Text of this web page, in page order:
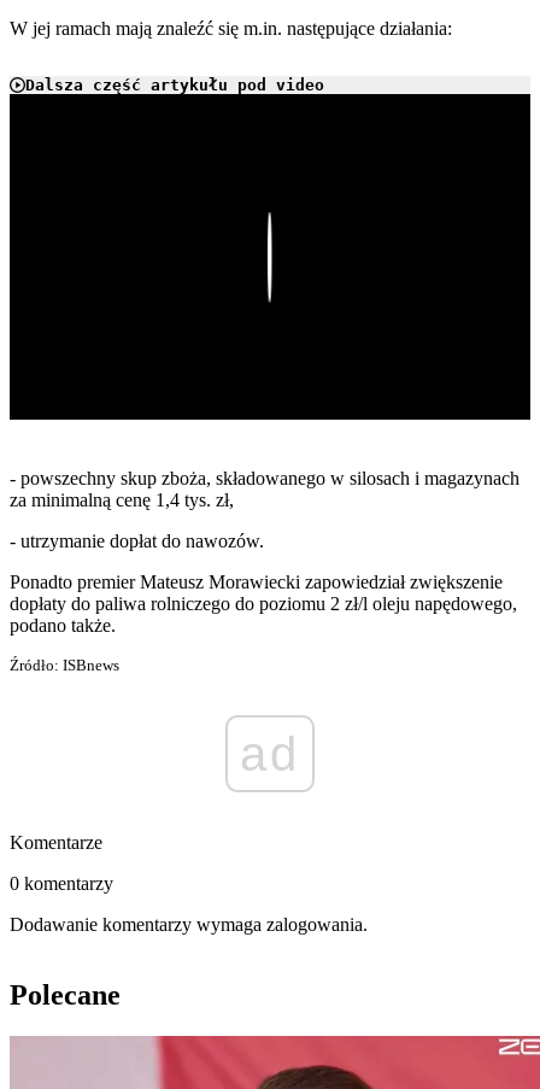
W jej ramach mają znaleźć się m.in. następujące działania:
Dalsza część artykułu pod video
- powszechny skup zboża, składowanego w silosach i magazynach
za minimalną cenę 1,4 tys. zł,
- utrzymanie dopłat do nawozów.
Ponadto premier Mateusz Morawiecki zapowiedział zwiększenie
dopłaty do paliwa rolniczego do poziomu 2 zł/l oleju napędowego,
podano także.
Źródło: ISBnews
ad
Komentarze
0 komentarzy
Dodawanie komentarzy wymaga zalogowania.
Polecane